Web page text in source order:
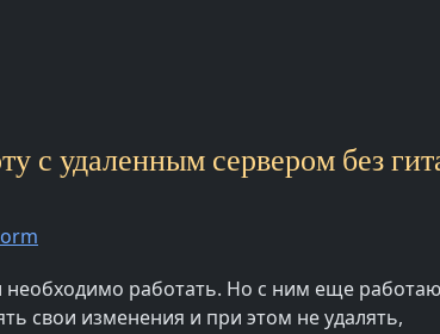
с удаленным сервером без
необходимо работать. Но с ним еще
свои изменения и при этом не удалять,